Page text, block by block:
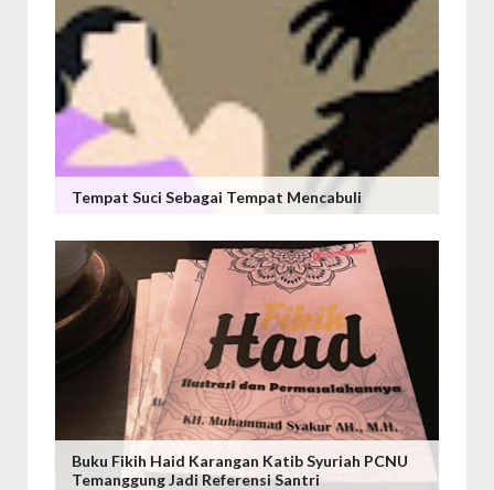
Tempat Suci Sebagai Tempat Mencabuli
Buku Fikih Haid Karangan Katib Syuriah PCNU
Temanggung Jadi Referensi Santri